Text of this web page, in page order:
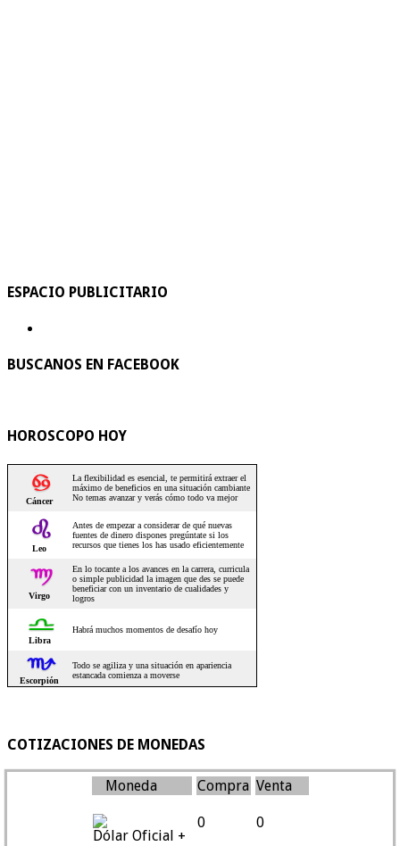
ESPACIO PUBLICITARIO
BUSCANOS EN FACEBOOK
HOROSCOPO HOY
COTIZACIONES DE MONEDAS
Moneda Compra Venta
Dólar Oficial +
0 0